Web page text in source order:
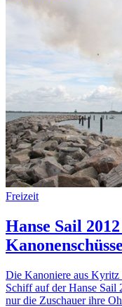
Freizeit
Hanse Sail
Die Kanoniere aus Kyritz
Schiff auf der Hanse Sail
nur die Zuschauer ihre